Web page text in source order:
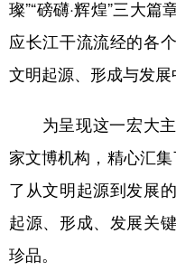
四川 贵州
陕西 甘肃
多语种频道
English Español
璨”“磅礴·辉煌”三大
应长江干流流经的各
文明起源、形成与发展
为呈现这一宏大主
家文博机构，精心汇
了从文明起源到发展
起源、形成、发展关
珍品。